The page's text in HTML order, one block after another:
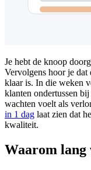
Je hebt de knoop
Vervolgens hoor je dat
klaar is. In die weken
klanten ondertussen
wachten voelt als
in 1 dag laat zien dat
kwaliteit.
Waarom lang